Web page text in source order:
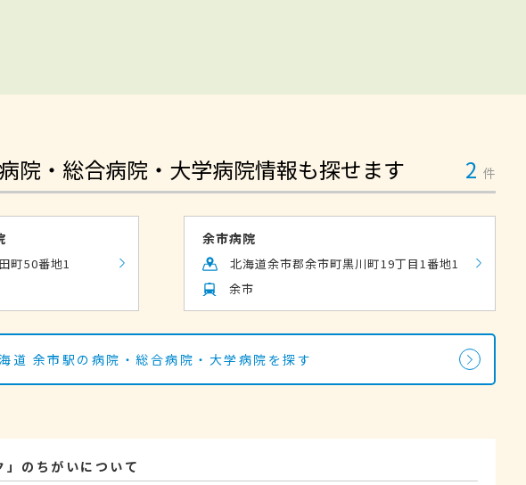
院・総合病院・大学病院情報も探せます 2 件
町50番地1
余市病院
北海道余市郡余市町黒川町19丁目1番地1
余市
道 余市駅の病院・総合病院・大学病院を探す
」のちがいについて